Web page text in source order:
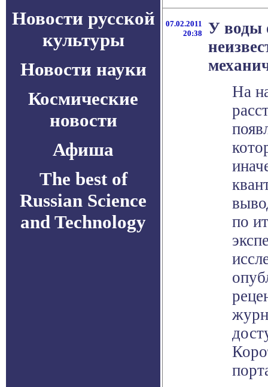
Новости русской
культуры
Новости науки
Космические
новости
Афиша
The best of
Russian Science
and Technology
07.02.2011
20:38
У воды
На
по